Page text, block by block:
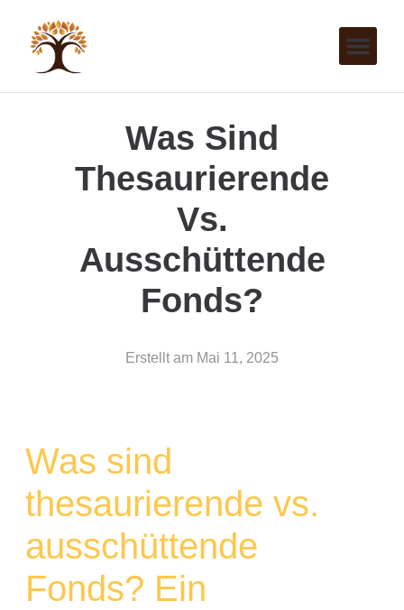
Was Sind
Thesaurierende
Vs.
Ausschüttende
Fonds?
Erstellt am Mai 11, 2025
Was sind
thesaurierende vs.
ausschüttende
Fonds? Ein